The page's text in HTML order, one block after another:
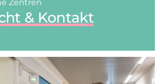
Zentren
& Kontakt